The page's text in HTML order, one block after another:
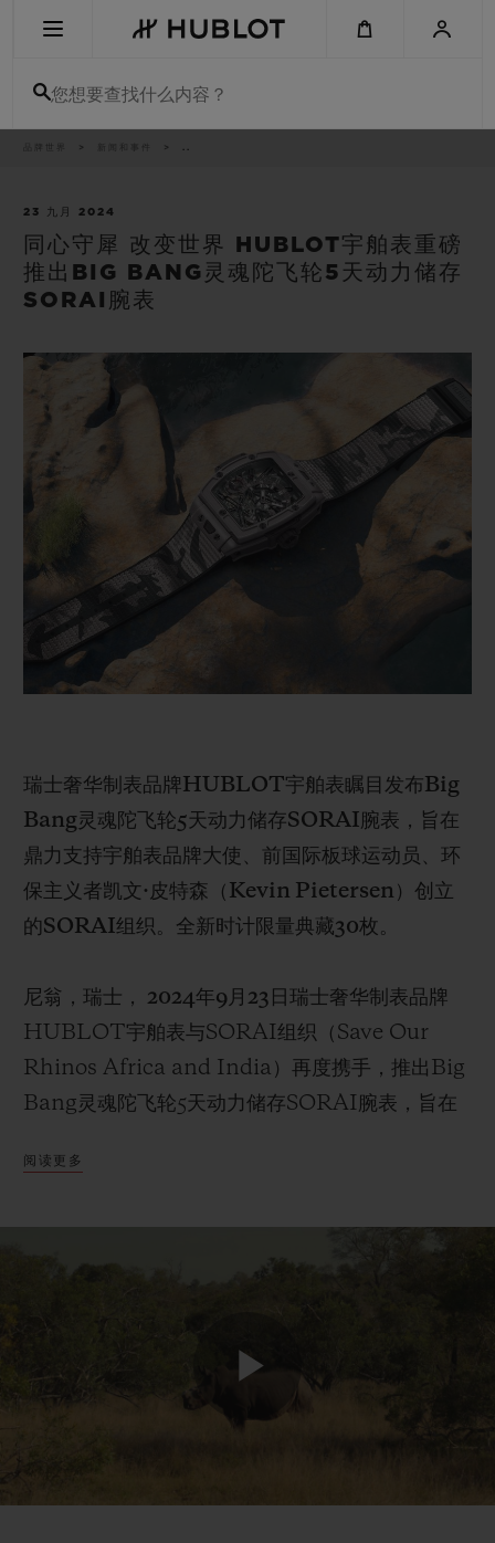
您想要查找什么内容？
新闻和事件 ..
23 九月 2024
同心守犀 改变世界 HUBLOT宇舶表重磅
推出BIG BANG灵魂陀飞轮5天动力储存
SORAI腕表
瑞士奢华制表品牌HUBLOT宇舶表瞩目发布Big
Bang灵魂陀飞轮5天动力储存SORAI腕表，旨在
鼎力支持宇舶表品牌大使、前国际板球运动员、环
保主义者凯文·皮特森（Kevin Pietersen）创立
的SORAI组织。全新时计限量典藏30枚。
尼翁，瑞士， 2024年9月23日 瑞士奢华制表品牌
HUBLOT宇舶表与SORAI组织（Save Our
Rhinos Africa and India）再度携手，推出Big
Bang灵魂陀飞轮5天动力储存SORAI腕表，旨在
Big Bang灵魂系列的经典酒桶形表壳设计，搭载
表品牌大使、前国际板球运动员凯文·皮特森
（Kevin Pietersen）创立的犀牛保护组织。宇舶
表始终秉承“同心守犀，改变世界”的理念，坚信集
阅读更多
Play
新品腕表
BIG BANG系列
桃粉色陶瓷
在线专售
专属服务
5+5 质保
预期交付
免费配送与退换货